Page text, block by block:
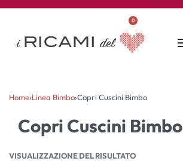
0
Home›Linea Bimbo›Copri Cuscini Bimbo
Copri Cuscini Bimbo
VISUALIZZAZIONE DEL RISULTATO